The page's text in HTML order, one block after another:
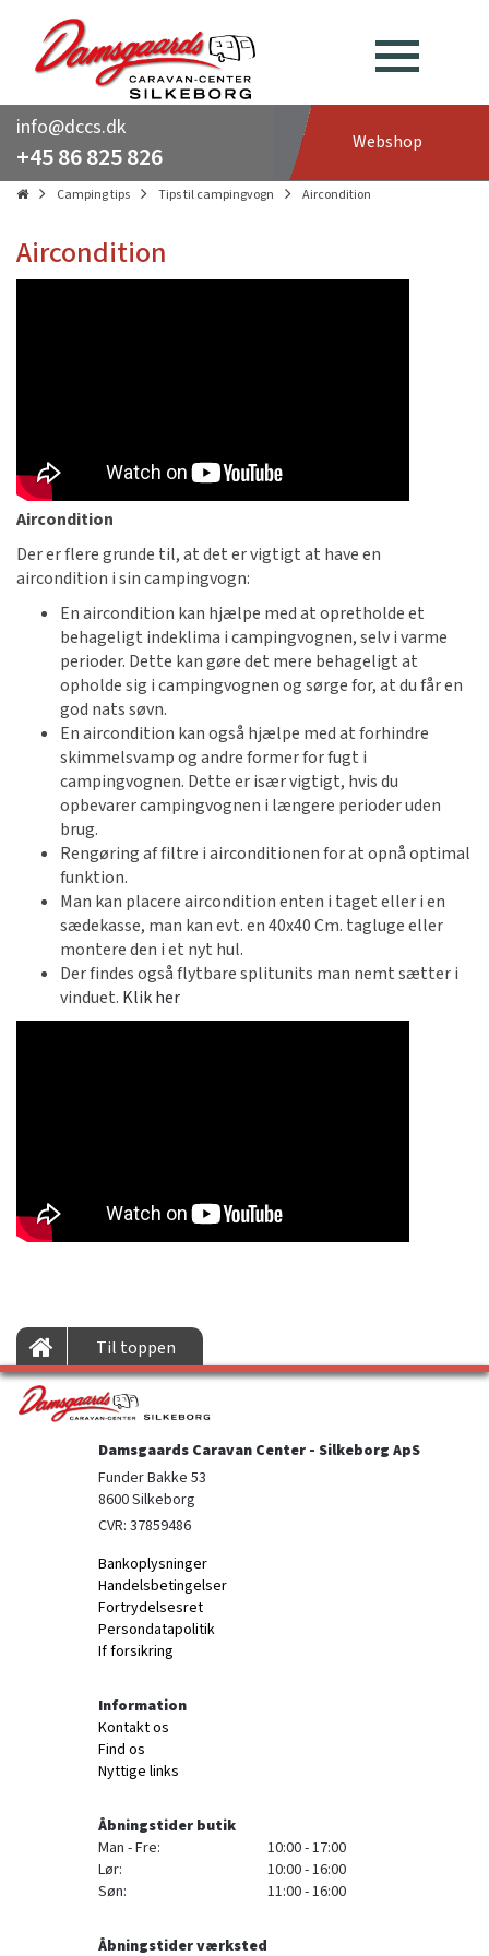
info@dccs.dk
+45 86 825 826 Webshop
Camping tips Tips til campingvogn Aircondition
Aircondition
Aircondition
Der er flere grunde til, at det er vigtigt at have en
aircondition i sin campingvogn:
En aircondition kan hjælpe med at opretholde et
behageligt indeklima i campingvognen, selv i varme
perioder. Dette kan gøre det mere behageligt at
opholde sig i campingvognen og sørge for, at du får en
god nats søvn.
En aircondition kan også hjælpe med at forhindre
skimmelsvamp og andre former for fugt i
campingvognen. Dette er især vigtigt, hvis du
opbevarer campingvognen i længere perioder uden
brug.
Rengøring af filtre i airconditionen for at opnå optimal
funktion.
Man kan placere aircondition enten i taget eller i en
sædekasse, man kan evt. en 40x40 Cm. tagluge eller
montere den i et nyt hul.
Der findes også flytbare splitunits man nemt sætter i
vinduet. Klik her
Til toppen
Damsgaards Caravan Center - Silkeborg ApS
Funder Bakke 53
8600 Silkeborg
CVR: 37859486
Bankoplysninger
Handelsbetingelser
Fortrydelsesret
Persondatapolitik
If forsikring
Information
Kontakt os
Find os
Nyttige links
Åbningstider butik
Man - Fre:
10:00 - 17:00
Lør:
10:00 - 16:00
Søn:
11:00 - 16:00
Åbningstider værksted